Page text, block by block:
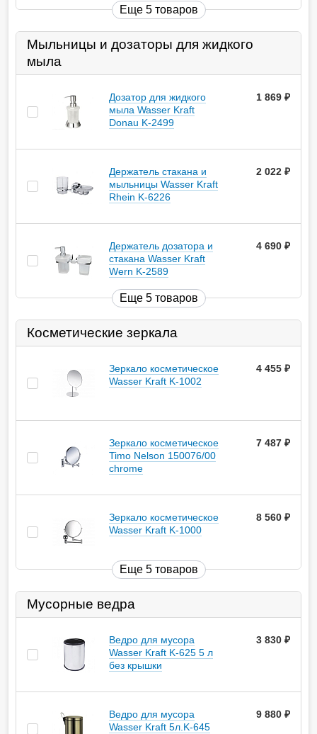
Еще 5 товаров
Мыльницы и дозаторы для жидкого
мыла
Дозатор для жидкого
мыла Wasser Kraft
Donau K-2499
1 869
Держатель стакана и
мыльницы Wasser Kraft
Rhein K-6226
2 022
Держатель дозатора и
стакана Wasser Kraft
Wern K-2589
4 690
Еще 5 товаров
Косметические зеркала
Зеркало косметическое
Wasser Kraft K-1002
4 455
Зеркало косметическое
Timo Nelson 150076/00
chrome
7 487
Зеркало косметическое
Wasser Kraft K-1000
8 560
Еще 5 товаров
Мусорные ведра
Ведро для мусора
Wasser Kraft K-625 5 л
без крышки
3 830
Ведро для мусора
Wasser Kraft 5л.K-645
9 880